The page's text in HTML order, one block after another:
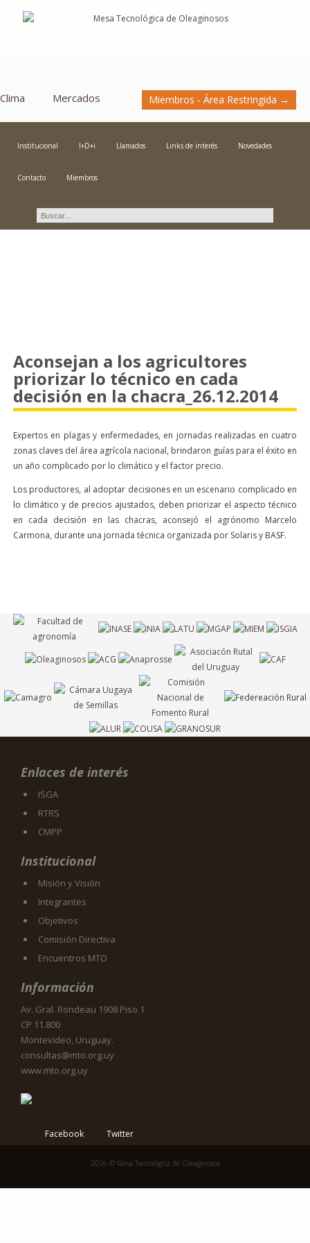
Clima Mercados Miembros - Área Restringida →
Institucional I+D+i Llamados Links de interés Novedades
Contacto Miembros
Aconsejan a los agricultores
priorizar lo técnico en cada
decisión en la chacra_26.12.2014
Expertos en plagas y enfermedades, en jornadas realizadas en cuatro
zonas claves del área agrícola nacional, brindaron guías para el éxito en
un año complicado por lo climático y el factor precio.
Los productores, al adoptar decisiones en un escenario complicado en
lo climático y de precios ajustados, deben priorizar el aspecto técnico
en cada decisión en las chacras, aconsejó el agrónomo Marcelo
Carmona, durante una jornada técnica organizada por Solaris y BASF.
Enlaces de interés
ISGA
RTRS
CMPP
Institucional
Misión y Visión
Integrantes
Objetivos
Comisión Directiva
Encuentros MTO
Información
Av. Gral. Rondeau 1908 Piso 1
CP 11.800
Montevideo, Uruguay.
consultas@mto.org.uy
www.mto.org.uy
Facebook Twitter
2026 © Mesa Tecnológica de Oleaginosos